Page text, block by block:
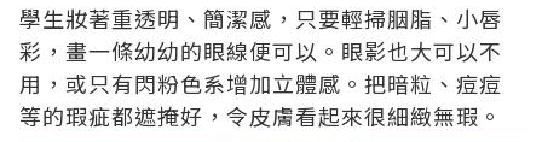
學生妝著重透明、簡潔感，只要輕掃胭脂、小唇
彩，畫一條幼幼的眼線便可以。眼影也大可以不
用，或只有閃粉色系增加立體感。把暗粒、痘痘
等的瑕疵都遮掩好，令皮膚看起來很細緻無瑕。